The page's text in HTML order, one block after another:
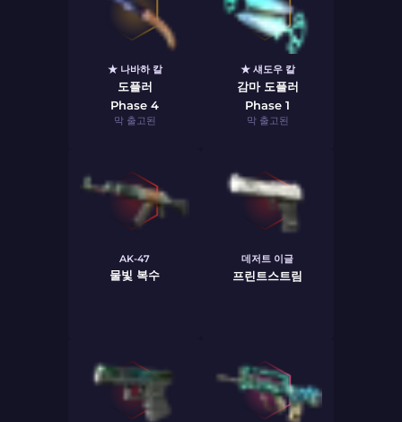
★ 나바하 칼
도플러
Phase 4
막 출고된
★ 섀도우 칼
감마 도플러
Phase 1
막 출고된
AK-47
물빛 복수
데저트 이글
프린트스트림